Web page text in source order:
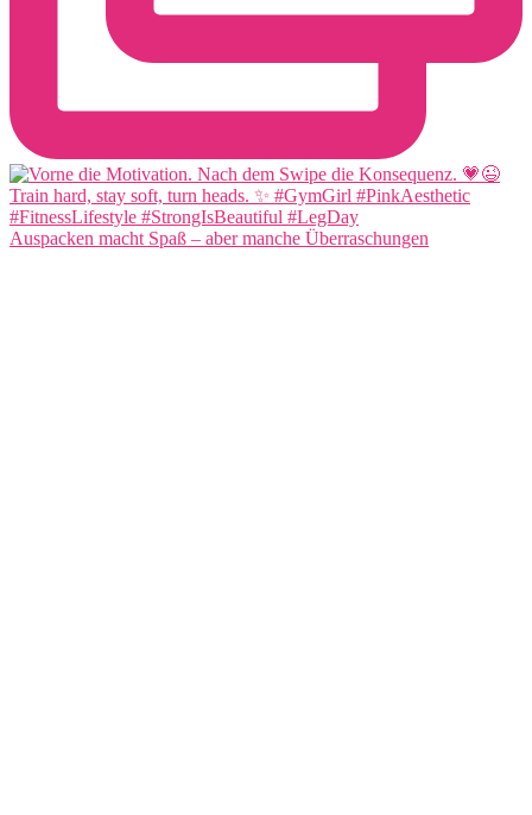
Auspacken macht Spaß – aber manche Überraschungen